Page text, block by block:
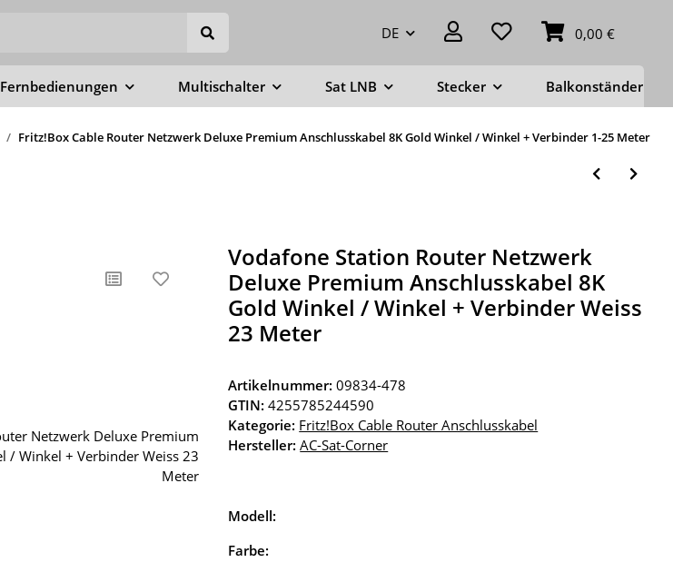
DE 0,00 €
Fernbedienungen Multischalter Sat LNB Stecker Balkonständer
Fritz!Box Cable Router Netzwerk Deluxe Premium Anschlusskabel 8K Gold Winkel / Winkel + Verbinder 1-25 Meter
Vodafone Station Router Netzwerk
Deluxe Premium Anschlusskabel 8K
Gold Winkel / Winkel + Verbinder Weiss
23 Meter
Artikelnummer:09834-478
GTIN: 4255785244590
Kategorie: Fritz!Box Cable Router Anschlusskabel
Hersteller: AC-Sat-Corner
Modell:
Farbe: